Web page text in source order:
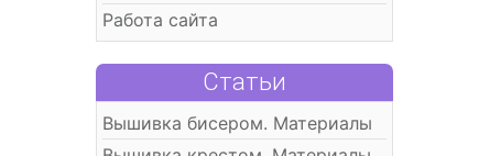
Работа сайта
Статьи
Вышивка бисером. Материалы